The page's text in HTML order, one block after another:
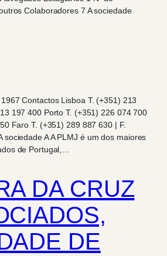
Colaboradores 7 A sociedade
Contactos Lisboa T. (+351) 213
197 400 Porto T. (+351) 226 074 700
Faro T. (+351) 289 887 630 | F.
sociedade A A PLMJ é um dos maiores
de Portugal,…
DA CRUZ
DE